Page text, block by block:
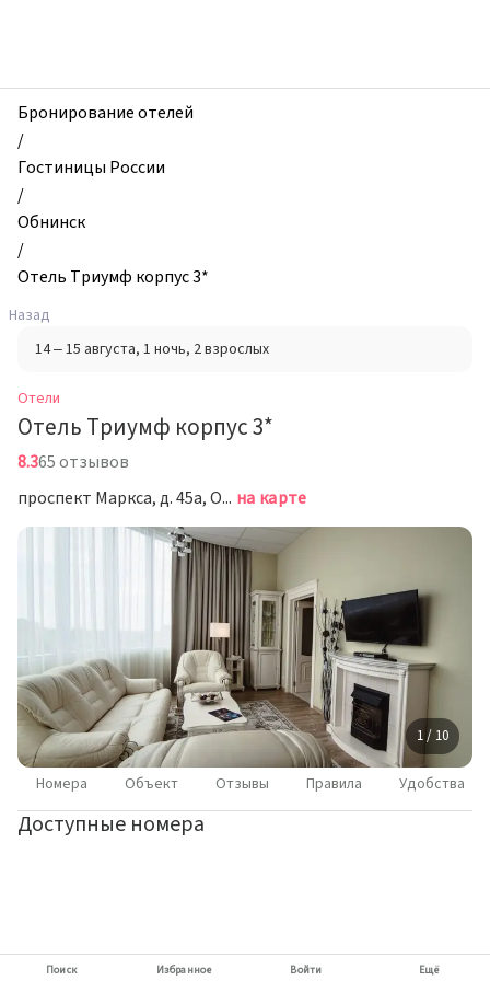
Отель
Триумф
корпус
3*,
Обнинск,
Россия
Бронирование отелей
/
Гостиницы России
/
Обнинск
/
Отель Триумф корпус 3*
Назад
14 – 15 августа, 1 ночь, 2 взрослых
Отели
Отель Триумф корпус 3*
8.365 отзывов
проспект Маркса, д. 45а, Обнинск на карте
1 / 10
Номера Объект Отзывы Правила Удобства
Доступные номера
Поиск Избранное Войти Ещё